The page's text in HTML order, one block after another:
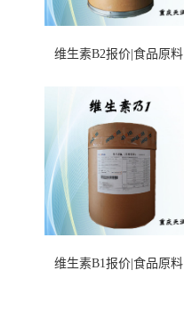
维生素B2报价|食品原料
维生素B1报价|食品原料